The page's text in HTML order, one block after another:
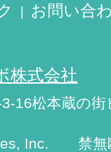
お問い合
株式会社
16松本蔵の街
Inc. 禁無